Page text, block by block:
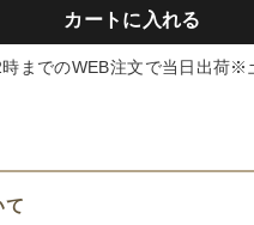
カートに入れる
までのWEB注文で当日出荷※
て